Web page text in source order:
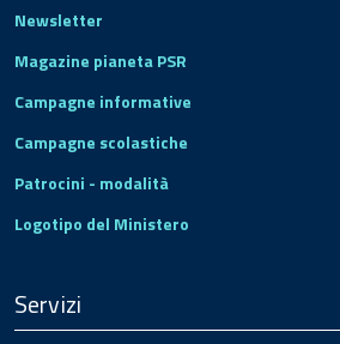
Newsletter
Magazine pianeta PSR
Campagne informative
Campagne scolastiche
Patrocini - modalità
Logotipo del Ministero
Servizi